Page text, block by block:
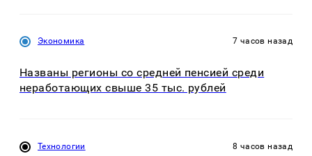
Экономика 7 часов назад
Названы регионы со средней пенсией среди
неработающих свыше 35 тыс. рублей
Технологии 8 часов назад